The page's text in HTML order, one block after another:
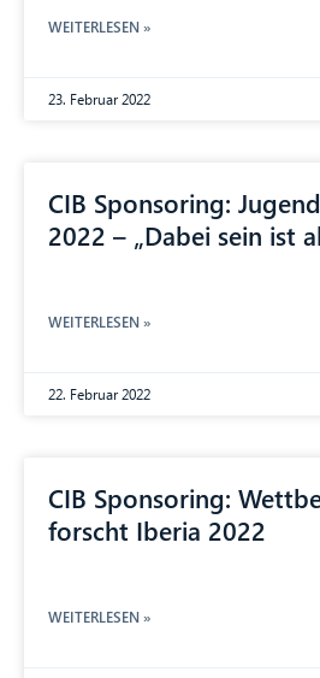
WEITERLESEN »
23. Februar 2022
CIB Sponsoring:
2022 – „Dabei sein ist
WEITERLESEN »
22. Februar 2022
CIB Sponsoring:
forscht Iberia 2022
WEITERLESEN »